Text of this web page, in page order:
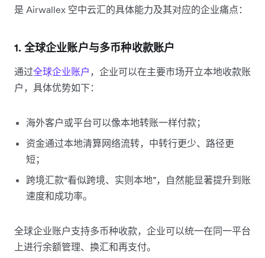
是 Airwallex 空中云汇的具体能力及其对应的企业痛点：
1. 全球企业账户与多币种收款账户
通过全球企业账户 ，企业可以在主要市场开立本地收款账
户，具体优势如下：
海外客户或平台可以像本地转账一样付款；
资金通过本地清算网络流转，中转行更少、路径更
短；
跨境汇款“看似跨境、实则本地”，自然能显著提升到账
速度和成功率。
全球企业账户支持多币种收款，企业可以统一在同一平台
上进行余额管理、换汇和再支付。